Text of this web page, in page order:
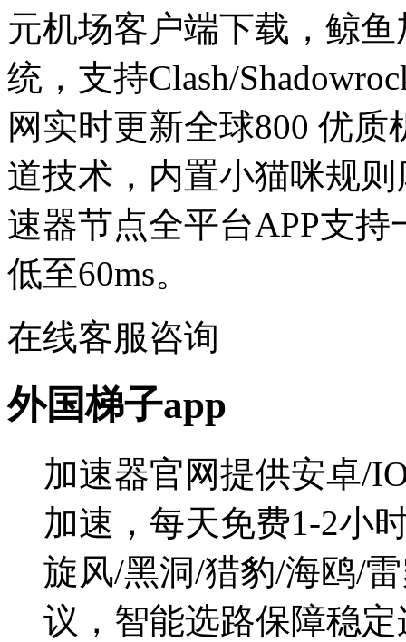
元机场客户端下载，鲸
统，支持Clash/
网实时更新全球800 优
道技术，内置小猫咪规
速器节点全平台APP支
低至60ms。
在线客服咨询
外国梯子app
加速器官网提供安卓/
加速，每天免费1-2小
旋风/黑洞/猎豹/海鸥/
议，智能选路保障稳